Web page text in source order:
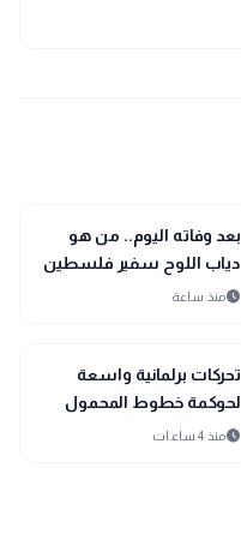
public
الأخبار المحلية
بعد وفاته اليوم.. من هو
دياب اللوح سفير فلسطين
لدى مصر؟
scheduleمنذ ساعة
public
الأخبار المحلية
تحركات برلمانية واسعة
لحوكمة خطوط المحمول
ومواجهة 11 مليون حساب
scheduleمنذ 4 ساعات